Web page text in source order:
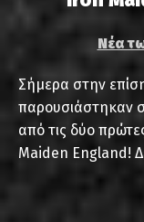
Νέα
Σήμερα στην
παρουσιάστηκαν
από τις δύο
Maiden England!